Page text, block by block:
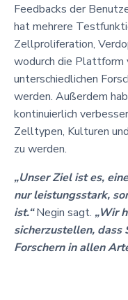
Feedbacks der
hat mehrere
Zellproliferation,
wodurch die Plattform
unterschiedlichen
werden. Außerdem
kontinuierlich
Zelltypen, Kulturen
zu werden.
„Unser Ziel ist es,
nur leistungsstark,
ist.“Negin sagt. „Wir
sicherzustellen, dass
Forschern in allen